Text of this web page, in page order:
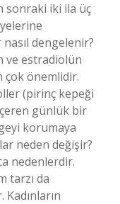
sonraki iki ila üç
dengelenir?
ve estradiolün
çok önemlidir.
(pirinç kepeği
günlük bir
korumaya
neden değişir?
nedenlerdir.
tarzı da